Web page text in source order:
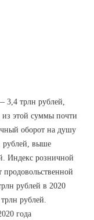
3,4 трлн рублей,
из этой суммы почти
оборот на душу
рублей, выше
Индекс розничной
рублей в 2020
рублей.
года